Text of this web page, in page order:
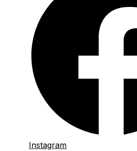
Instagram